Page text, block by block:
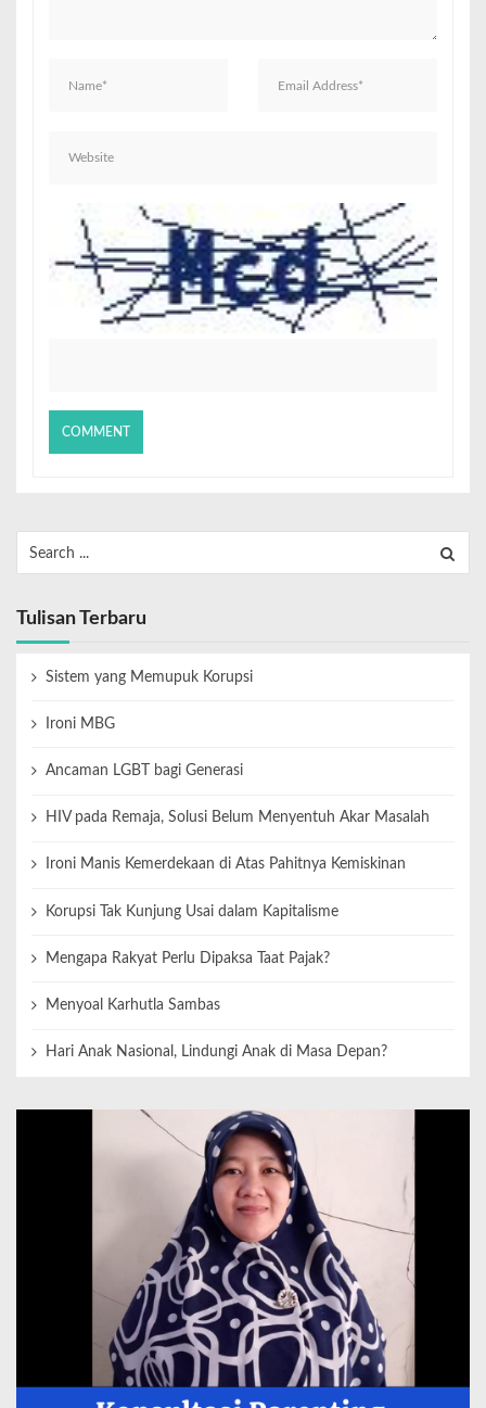
Tulisan Terbaru
Sistem yang Memupuk Korupsi
Ironi MBG
Ancaman LGBT bagi Generasi
HIV pada Remaja, Solusi Belum Menyentuh Akar Masalah
Ironi Manis Kemerdekaan di Atas Pahitnya Kemiskinan
Korupsi Tak Kunjung Usai dalam Kapitalisme
Mengapa Rakyat Perlu Dipaksa Taat Pajak?
Menyoal Karhutla Sambas
Hari Anak Nasional, Lindungi Anak di Masa Depan?